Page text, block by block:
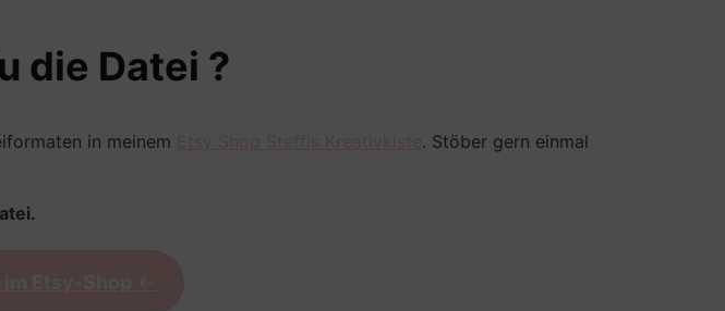
die Datei ?
in meinem
. Stöber gern einmal